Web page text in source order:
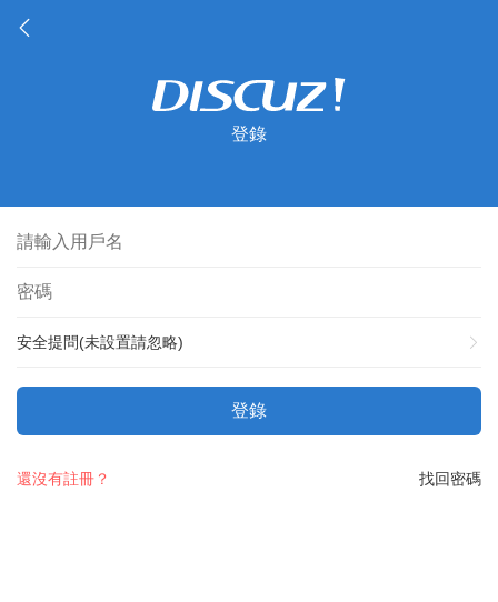
登錄
安全提問(未設置請忽略)
登錄
找回密碼
還沒有註冊？